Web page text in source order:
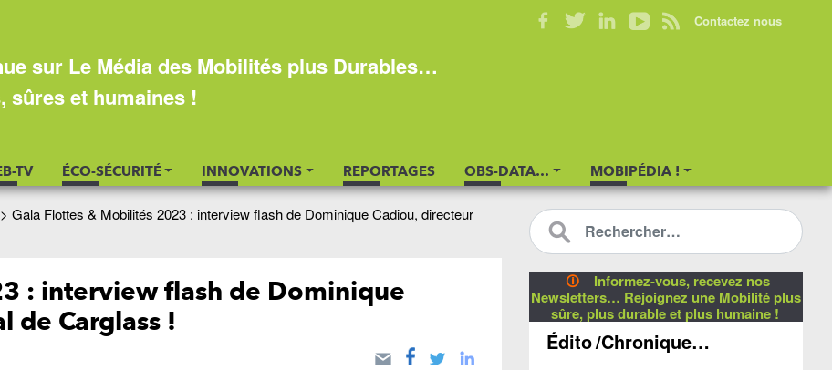
sur Le Média des Mobilités plus Durables…
sûres et humaines !
TV ÉCO-SÉCURITÉ INNOVATIONS REPORTAGES OBS-DATA… MOBIPÉDIA !
Contactez nous
> Gala Flottes & Mobilités 2023 : interview flash de Dominique Cadiou, directeur
: interview flash de Dominique
de Carglass !
🛈
Informez-vous, recevez nos
Newsletters… Rejoignez une Mobilité plus
sûre, plus durable et plus humaine !
Édito/Chronique…